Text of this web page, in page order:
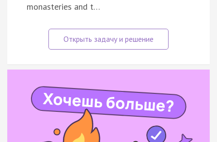
monasteries and t…